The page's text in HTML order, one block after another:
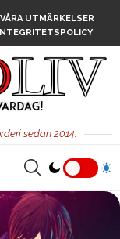
VÅRA UTMÄRKELSER
sedan 2014.